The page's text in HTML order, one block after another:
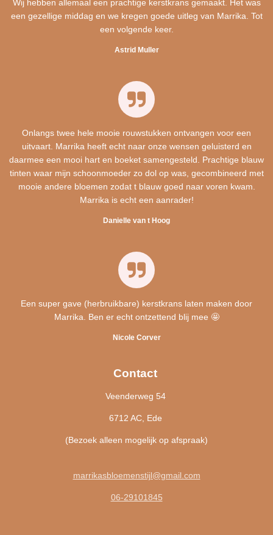
Wij hebben allemaal een prachtige kerstkrans gemaakt. Het was
een gezellige middag en we kregen goede uitleg van Marrika. Tot
een volgende keer.
Astrid Muller
Onlangs twee hele mooie rouwstukken ontvangen voor een
uitvaart. Marrika heeft echt naar onze wensen geluisterd en
daarmee een mooi hart en boeket samengesteld. Prachtige blauw
tinten waar mijn schoonmoeder zo dol op was, gecombineerd met
mooie andere bloemen zodat t blauw goed naar voren kwam.
Marrika is echt een aanrader!
Danielle van t Hoog
Een super gave (herbruikbare) kerstkrans laten maken door
Marrika. Ben er echt ontzettend blij mee 🤩
Nicole Corver
Contact
Veenderweg 54
6712 AC, Ede
(Bezoek alleen mogelijk op afspraak)
marrikasbloemenstijl@gmail.com
06-29101845